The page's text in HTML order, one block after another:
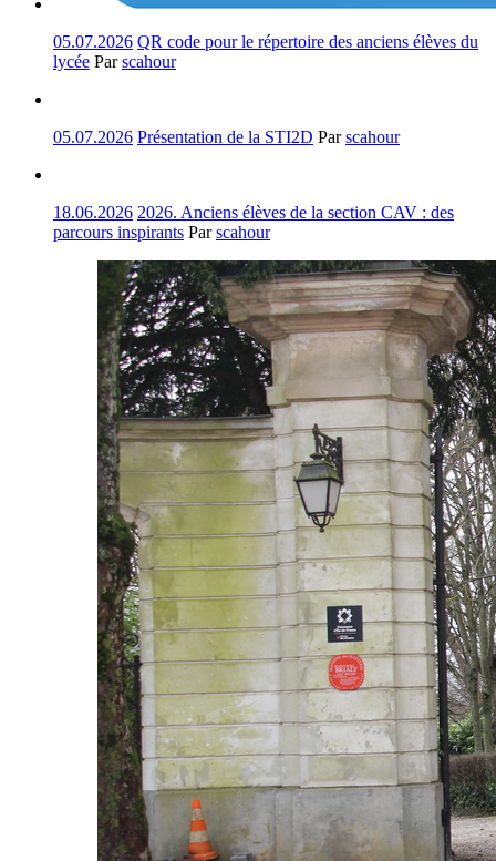
05.07.2026 QR code pour le répertoire des anciens élèves du
lycée Parscahour
05.07.2026 Présentation de la STI2D Parscahour
18.06.2026 2026. Anciens élèves de la section CAV : des
parcours inspirants Parscahour